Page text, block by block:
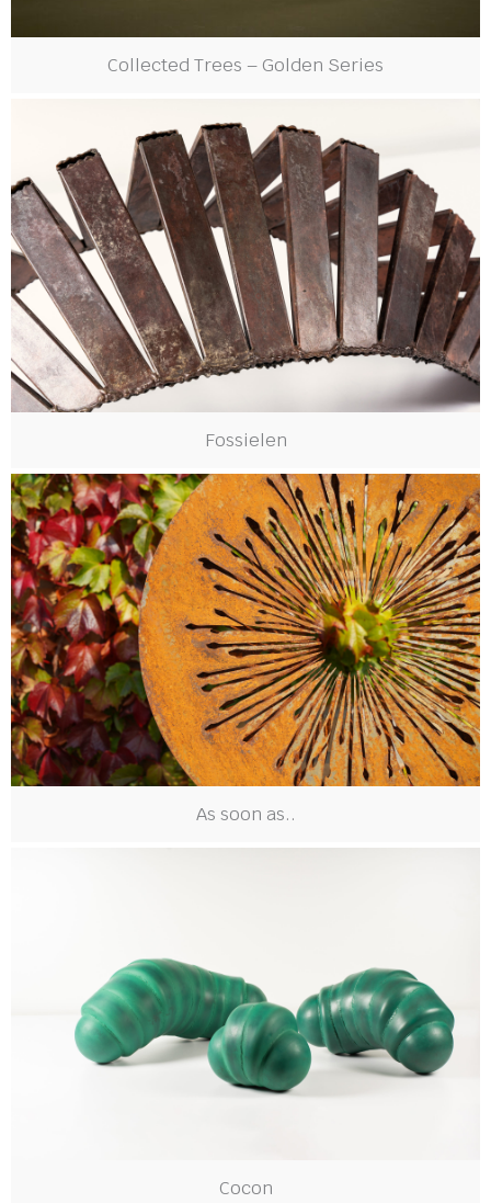
Collected Trees – Golden Series
Fossielen
As soon as..
Cocon